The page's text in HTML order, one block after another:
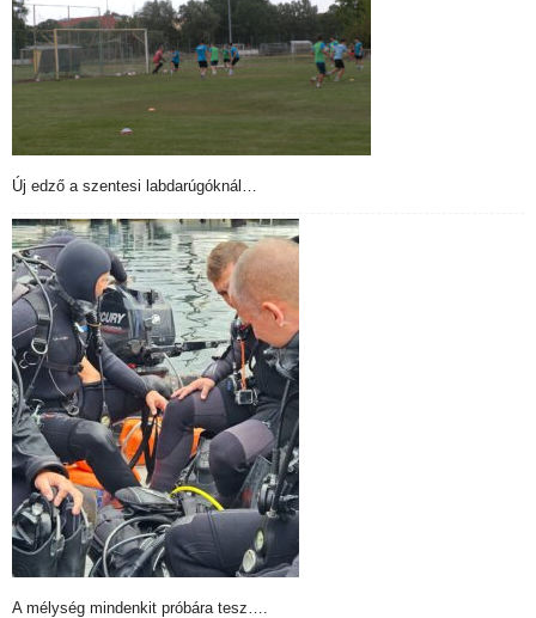
Új edző a szentesi labdarúgóknál…
A mélység mindenkit próbára tesz….